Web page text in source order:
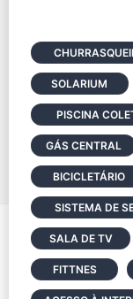
SOLARIUM
PISCINA
GÁS CENTRAL
BICICLETÁRIO
SISTEMA DE
SALA DE TV
FITTNES